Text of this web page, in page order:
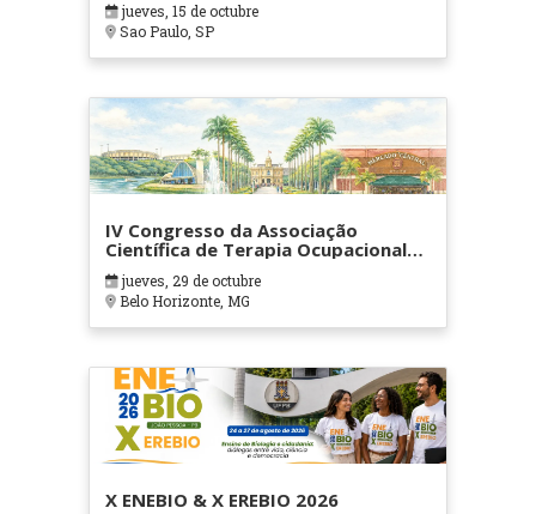
jueves, 15 de octubre
Sao Paulo, SP
IV Congresso da Associação
Científica de Terapia Ocupacional
em Contextos Hospitalares e
Cuidados Paliativos - ATOHOSP
jueves, 29 de octubre
Belo Horizonte, MG
X ENEBIO & X EREBIO 2026